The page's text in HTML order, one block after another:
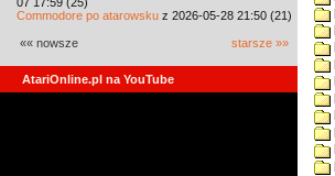
Commodore po atarowsku z 2026-05-28 21:50 (21)
«« nowsze starsze »»
AtariOnline.pl na YouTube